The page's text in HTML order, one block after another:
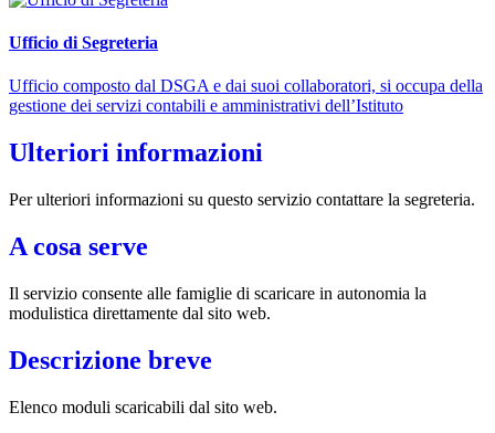
Ufficio di Segreteria
Ufficio composto dal DSGA e dai suoi collaboratori, si occupa della
gestione dei servizi contabili e amministrativi dell’Istituto
Ulteriori informazioni
Per ulteriori informazioni su questo servizio contattare la segreteria.
A cosa serve
Il servizio consente alle famiglie di scaricare in autonomia la
modulistica direttamente dal sito web.
Descrizione breve
Elenco moduli scaricabili dal sito web.